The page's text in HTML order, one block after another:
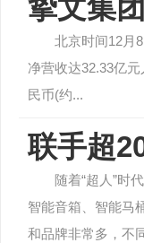
挚文集
北京时间12月
净营收达32.33亿
民币(约...
联手超
随着“超人”时
智能音箱、智能马
和品牌非常多，不